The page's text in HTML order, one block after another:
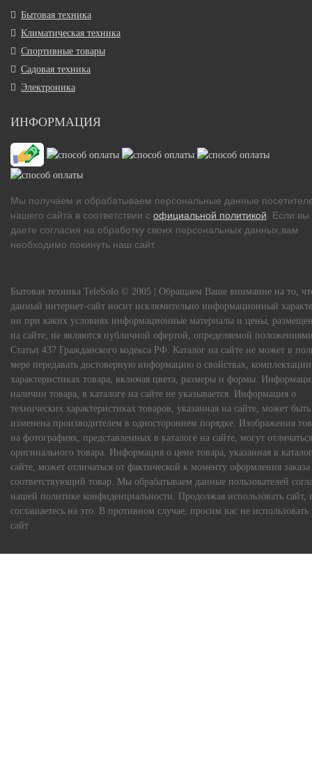
Бытовая техника
Климатическая техника
Спортивные товары
Садовая техника
Электроника
ИНФОРМАЦИЯ
Мы получаем и обрабатываем персональные данные
нашего сайта в соответствии с официальной политикой . Если
даете согласия на обработку своих персональных данных,вам
необходимо покинуть наш сайт.
Бытовая техника TeleSolo © 2005 | Обращаем Ваше внимание на то,
данный интернет-сайт носит исключительно информационный
ни при каких условиях информационные материалы и цены,
на сайте, не являются публичной офертой, определяемой
Статьи 437 Гражданского кодекса РФ. Каталог на сайте не может в
мере передавать достоверную информацию о свойствах,
характеристиках товара, включая цвета, размеры и формы.
наличии товара, в каталоге на сайте не указывается. Информация о
технических характеристиках товаров, указанная на сайте, может быть
изменена производителем в одностороннем порядке. Изображения
на фотографиях, представленных в каталоге на сайте, могут
оригинального товара. Информация о цене товара, указанная в
сайте, может отличаться от фактической к моменту оформления заказа
соответствующий товар. Мы обрабатываем данные пользователей
нашей политике конфиденциальности. Продолжая использовать сайт,
соглашаетесь на это. В противном случае, просим вас не
сайт